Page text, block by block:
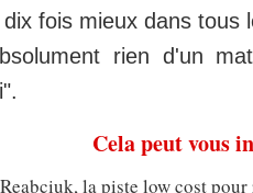
fois mieux dans tous
rien d'un
Cela peut vous
la piste low cost